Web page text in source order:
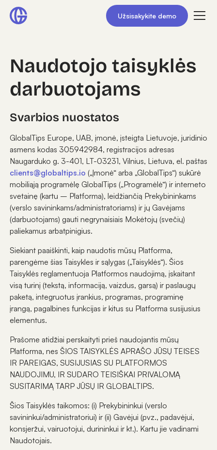
Užsisakykite demo
Naudotojo taisyklės
darbuotojams
Svarbios nuostatos
GlobalTips Europe, UAB, įmonė, įsteigta Lietuvoje, juridinio
asmens kodas 305942984, registracijos adresas
Naugarduko g. 3-401, LT-03231, Vilnius, Lietuva, el. paštas
clients@globaltips.io („Įmonė“ arba „GlobalTips“) sukūrė
mobiliąją programėlę GlobalTips („Programėlė“) ir interneto
svetainę (kartu – Platforma), leidžiančią Prekybininkams
(verslo savininkams/administratoriams) ir jų Gavėjams
(darbuotojams) gauti negrynaisiais Mokėtojų (svečių)
paliekamus arbatpinigius.
Siekiant paaiškinti, kaip naudotis mūsų Platforma,
parengėme šias Taisykles ir sąlygas („Taisyklės“). Šios
Taisyklės reglamentuoja Platformos naudojimą, įskaitant
visą turinį (tekstą, informaciją, vaizdus, garsą) ir paslaugų
paketą, integruotus įrankius, programas, programinę
įrangą, pagalbines funkcijas ir kitus su Platforma susijusius
elementus.
Prašome atidžiai perskaityti prieš naudojantis mūsų
Platforma, nes ŠIOS TAISYKLĖS APRAŠO JŪSŲ TEISES
IR PAREIGAS, SUSIJUSIAS SU PLATFORMOS
NAUDOJIMU, IR SUDARO TEISIŠKAI PRIVALOMĄ
SUSITARIMĄ TARP JŪSŲ IR GLOBALTIPS.
Šios Taisyklės taikomos: (i) Prekybininkui (verslo
savininkui/administratoriui) ir (ii) Gavėjui (pvz., padavėjui,
konsjeržui, vairuotojui, durininkui ir kt.). Kartu jie vadinami
Naudotojais.